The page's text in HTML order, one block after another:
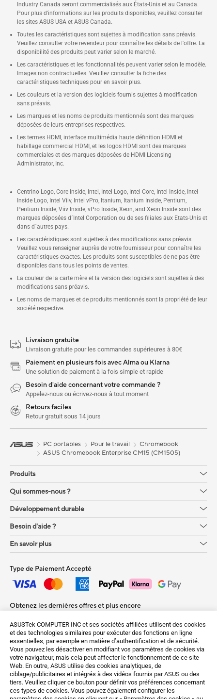
ASUSTek COMPUTER INC et ses sociétés affiliées utilisent des cookies
et des technologies similaires pour exécuter des fonctions en ligne
essentielles, par exemple en matière d’authentification et de sécurité.
Vous pouvez les désactiver en modifiant vos paramètres de cookies via
votre navigateur, mais cela peut affecter le fonctionnement de ce site
Web. En outre, ASUS utilise des cookies analytiques, de
ciblage/publicitaires et intégrés à des vidéos fournis par ASUS ou des
tiers. Veuillez cliquer ce bouton pour définir vos préférences concernant
ces types de cookies. Vous pouvez également configurer les
Industry Canada seront commercialisés aux États-Unis et au Canada.
Pour plus d'informations sur les produits disponibles, veuillez consulter
les sites ASUS USA et ASUS Canada.
Toutes les caractéristiques sont sujettes à modification sans préavis.
Veuillez consulter votre revendeur pour connaître les détails de l'offre. La
disponibilité des produits peut varier selon le marché.
Les caractéristiques et les fonctionnalités peuvent varier selon le modèle.
Images non contractuelles. Veuillez consulter la fiche des
caractéristiques techniques pour en savoir plus.
Les couleurs et la version des logiciels fournis sujettes à modification
sans préavis.
Les marques et les noms de produits mentionnés sont des marques
déposées de leurs entreprises respectives.
Les termes HDMI, interface multimédia haute définition HDMI et
habillage commercial HDMI, et les logos HDMI sont des marques
commerciales et des marques déposées de HDMI Licensing
Administrator, Inc.
Centrino Logo, Core Inside, Intel, Intel Logo, Intel Core, Intel Inside, Intel
Inside Logo, Intel Viiv, Intel vPro, Itanium, Itanium Inside, Pentium,
Pentium Inside, Viiv Inside, vPro Inside, Xeon, and Xeon Inside sont des
marques déposées d´Intel Corporation ou de ses filiales aux Etats-Unis et
dans d´autres pays.
Les caractéristiques sont sujettes à des modifications sans préavis.
Veuillez vous renseigner auprès de votre fournisseur pour connaître les
caractéristiques exactes. Les produits sont susceptibles de ne pas être
disponibles dans tous les points de ventes.
La couleur de la carte mère et la version des logiciels sont sujettes à des
modifications sans préavis.
Les noms de marques et de produits mentionnés sont la propriété de leur
société respective.
Livraison gratuite
Livraison gratuite pour les commandes supérieures à 80€
Paiement en plusieurs fois avec Alma ou Klarna
Une solution de paiement à la fois simple et rapide
Besoin d'aide concernant votre commande ?
Appelez-nous ou écrivez-nous à tout moment
Retours faciles
Retour gratuit sous 14 jours
PC portables Pour le travail
Chromebook
ASUS Chromebook Enterprise CM15 (CM1505)
Produits
Qui sommes-nous ?
Développement durable
Besoin d'aide ?
En savoir plus
Type de Paiement Accepté
Obtenez les dernières offres et plus encore
S'inscrire